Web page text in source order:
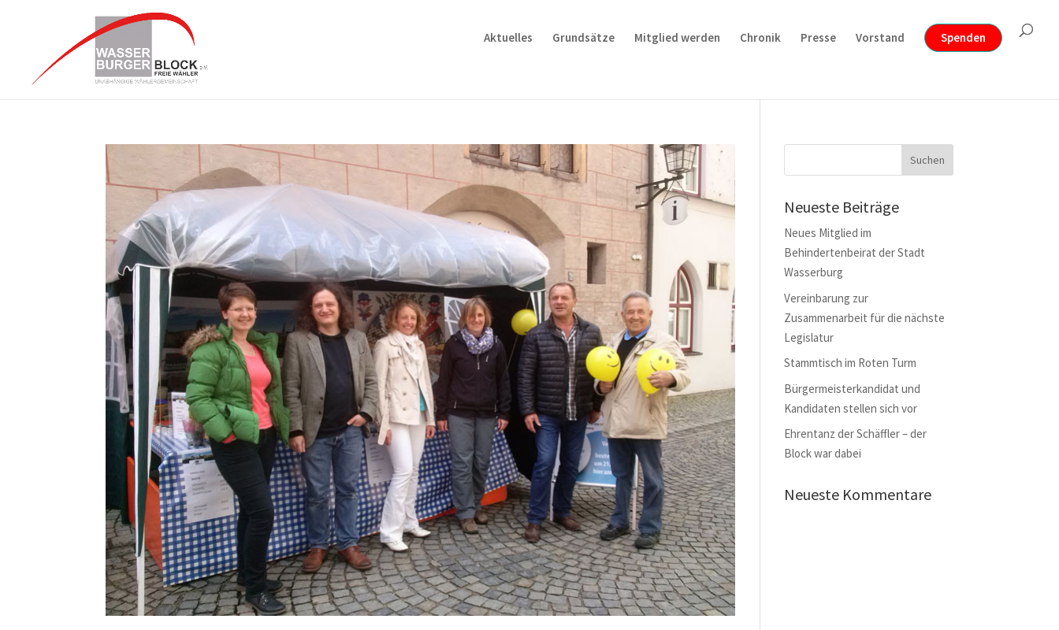
Aktuelles Grundsätze Mitglied werden Chronik Presse Vorstand Spenden
Neueste Beiträge
Neues Mitglied im
Behindertenbeirat der Stadt
Wasserburg
Vereinbarung zur
Zusammenarbeit für die nächste
Legislatur
Stammtisch im Roten Turm
Bürgermeisterkandidat und
Kandidaten stellen sich vor
Ehrentanz der Schäffler – der
Block war dabei
Neueste Kommentare